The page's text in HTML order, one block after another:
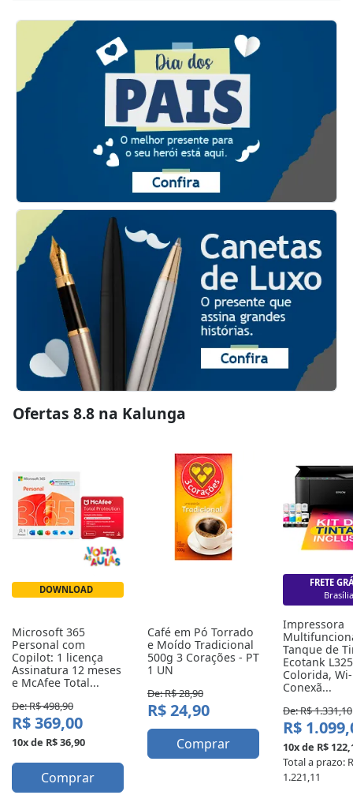
Ofertas 8.8 na Kalunga
DOWNLOAD
Microsoft 365
Personal com
Copilot: 1 licença
Assinatura 12 meses
e McAfee Total...
De: R$ 498,90
R$ 369,00
10x de R$ 36,90
Comprar
Café em Pó Torrado
e Moído Tradicional
500g 3 Corações - PT
1 UN
De: R$ 28,90
R$ 24,90
Comprar
FRETE
Brasília
Impressora
Tanque de
Ecotank
Colorida,
Conexã...
De: R$ 1.331,10
R$
10x de R$
Total a prazo:
1.221,11